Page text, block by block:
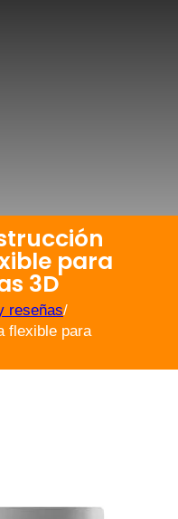
para
3D
reseñas/
flexible para